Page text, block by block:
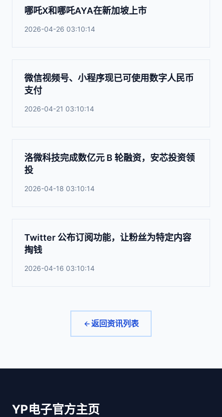
哪吒X和哪吒AYA在新加坡上市
2026-04-26 03:10:14
微信视频号、小程序现已可使用数字人民币
支付
2026-04-21 03:10:14
洛微科技完成数亿元 B 轮融资，安芯投资领
投
2026-04-18 03:10:14
Twitter 公布订阅功能，让粉丝为特定内容
掏钱
2026-04-16 03:10:14
返回资讯列表
YP电子官方主页